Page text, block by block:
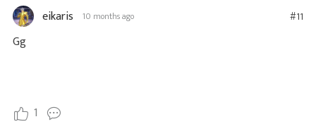
eikaris 10 months ago #11
Gg
1